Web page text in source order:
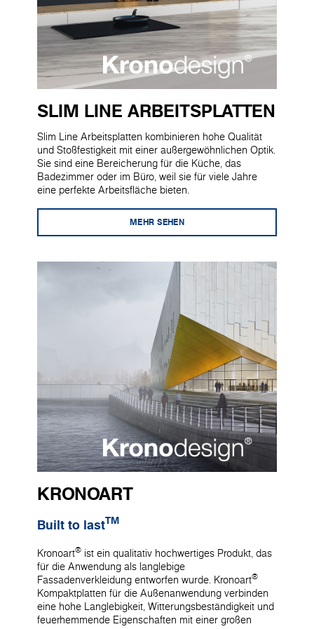
SLIM LINE ARBEITSPLATTEN
Slim Line Arbeitsplatten kombinieren hohe Qualität
und Stoßfestigkeit mit einer außergewöhnlichen Optik.
Sie sind eine Bereicherung für die Küche, das
Badezimmer oder im Büro, weil sie für viele Jahre
eine perfekte Arbeitsfläche bieten.
MEHR SEHEN
KRONOART
Built to lastTM
Kronoart® ist ein qualitativ hochwertiges Produkt, das
für die Anwendung als langlebige
Fassadenverkleidung entworfen wurde. Kronoart®
Kompaktplatten für die Außenanwendung verbinden
eine hohe Langlebigkeit, Witterungsbeständigkeit und
feuerhemmende Eigenschaften mit einer großen